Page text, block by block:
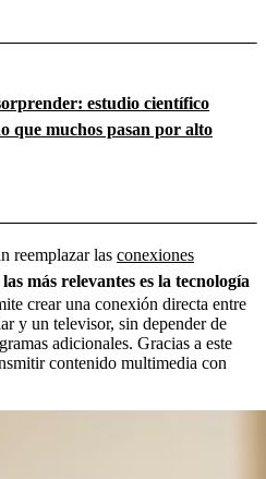
estudio científico
que muchos pasan por alto
reemplazar las conexiones
más relevantes es la tecnología
crear una conexión directa entre
y un televisor, sin depender de
adicionales. Gracias a este
contenido multimedia con